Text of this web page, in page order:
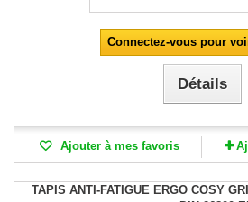
Connectez-vous pour
Détails
Ajouter à mes favoris
TAPIS ANTI-FATIGUE ERGO COSY